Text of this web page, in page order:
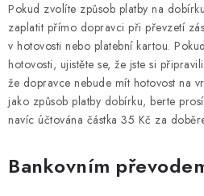
Pokud zvolíte způsob platby na
zaplatit přímo dopravci při převzetí
v hotovosti nebo platební kartou.
hotovosti, ujistěte se, že jste si
že dopravce nebude mít hotovost na
jako způsob platby dobírku, berte
navíc účtována částka 35 Kč za
Bankovním